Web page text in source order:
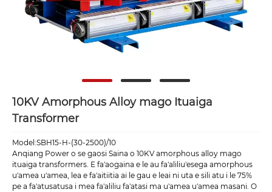
10KV Amorphous Alloy mago Ituaiga
Transformer
Model:SBH15-H-(30-2500)/10
Anqiang Power o se gaosi Saina o 10KV amorphous alloy mago
ituaiga transformers. E fa'aogaina e le au fa'aliliu'esega amorphous
u'amea u'amea, lea e fa'aitiitia ai le gau e leai ni uta e sili atu i le 75%
pe a fa'atusatusa i mea fa'aliliu fa'atasi ma u'amea u'amea masani. O